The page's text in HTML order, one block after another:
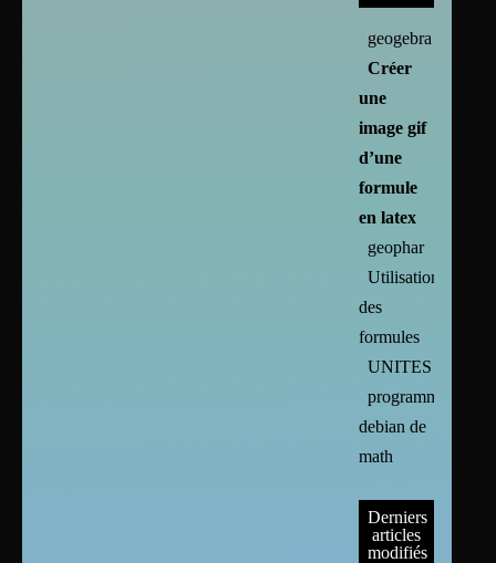
geogebra
Créer
une
image gif
d’une
formule
en latex
geophar
Utilisation
des
formules
UNITES
programmes
debian de
math
Derniers
articles
modifiés